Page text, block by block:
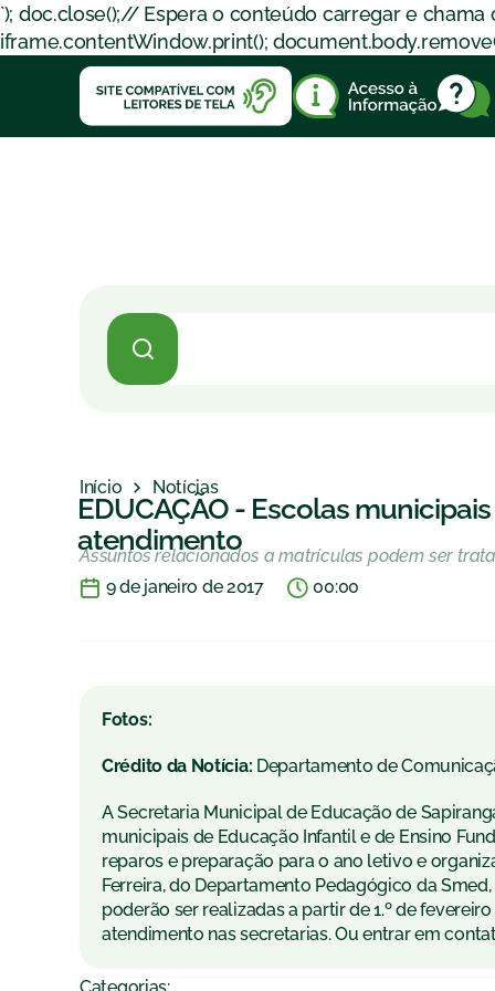
`); doc.close();// Espera o conteúdo carregar e
iframe.contentWindow.print();
Início Notícias
EDUCAÇÃO - Escolas
atendimento
Assuntos relacionados a matrículas podem ser
9 de janeiro de 2017
00:00
Fotos:
Crédito da Notícia: Departamento de
A Secretaria Municipal de Educação de
municipais de Educação Infantil e de Ensino
reparos e preparação para o ano letivo e
Ferreira, do Departamento Pedagógico da
poderão ser realizadas a partir de 1.º de
atendimento nas secretarias. Ou entrar em